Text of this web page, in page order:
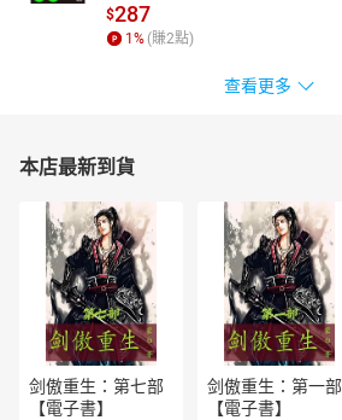
$287
1 % (賺2點)
查看更多
本店最新到貨
剑傲重生：第七部
【電子書】
剑傲重生：第一部
【電子書】